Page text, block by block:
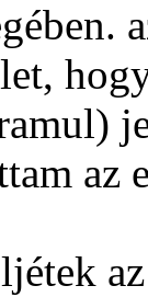
az